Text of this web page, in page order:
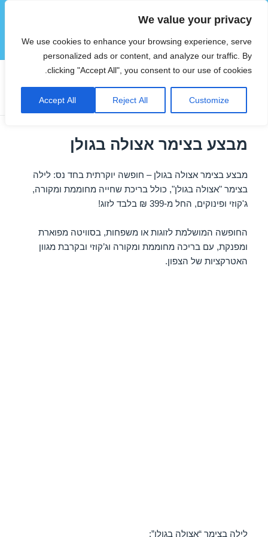
We value your privacy
We use cookies to enhance your browsing experience, serve
personalized ads or content, and analyze our traffic. By
clicking "Accept All", you consent to our use of cookies.
Customize
Reject All
Accept All
הוטצימר
תפריטים
ווידג'טים
תגית:צימר אצולה בגולן
מבצע בצימר אצולה בגולן
מבצע בצימר אצולה בגולן – חופשה יוקרתית בחד נס: לילה
בצימר "אצולה בגולן", כולל בריכת שחייה מחוממת ומקורה,
ג'קוזי ופינוקים, החל מ-399 ₪ בלבד לזוג!
החופשה המושלמת לזוגות או משפחות, בסוויטה מפוארת
ומפנקת, עם בריכה מחוממת ומקורה וג’קוזי ובקרבת מגוון
האטרקציות של הצפון.
לילה בצימר “אצולה בגולן”: